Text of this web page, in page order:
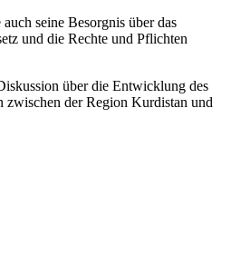
seine Besorgnis über das
und die Rechte und Pflichten
über die Entwicklung des
zwischen der Region Kurdistan und